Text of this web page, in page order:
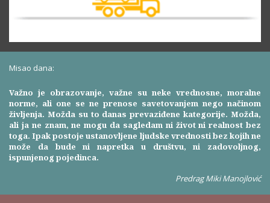
Misao dana:
Važno je obrazovanje, važne su neke vrednosne, moralne
norme, ali one se ne prenose savetovanjem nego načinom
življenja. Možda su to danas prevaziđene kategorije. Možda,
ali ja ne znam, ne mogu da sagledam ni život ni realnost bez
toga. Ipak postoje ustanovljene ljudske vrednosti bez kojih ne
može da bude ni napretka u društvu, ni zadovoljnog,
ispunjenog pojedinca.
Predrag Miki Manojlović